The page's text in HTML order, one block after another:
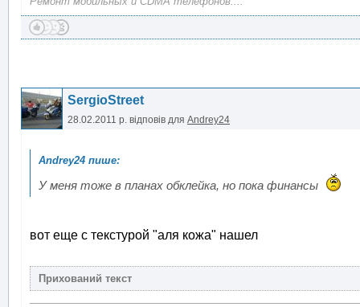
SergioStreet
28.02.2011 р. відповів для Andrey24
У меня тоже в планах обклейка, но пока финансы
вот еще с текстурой "аля кожа" нашел